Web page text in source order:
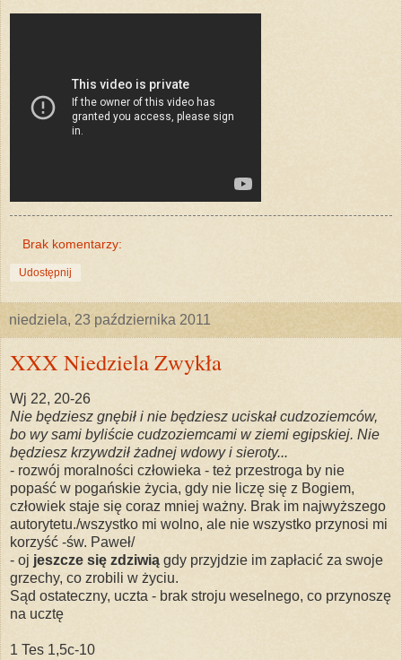
Brak komentarzy:
Udostępnij
niedziela, 23 października 2011
XXX Niedziela Zwykła
Wj 22, 20-26
Nie będziesz gnębił i nie będziesz uciskał cudzoziemców,
bo wy sami byliście cudzoziemcami w ziemi egipskiej. Nie
będziesz krzywdził żadnej wdowy i sieroty...
- rozwój moralności człowieka - też przestroga by nie
popaść w pogańskie życia, gdy nie liczę się z Bogiem,
człowiek staje się coraz mniej ważny. Brak im najwyższego
autorytetu./wszystko mi wolno, ale nie wszystko przynosi mi
korzyść -św. Paweł/
- oj jeszcze się zdziwią gdy przyjdzie im zapłacić za swoje
grzechy, co zrobili w życiu.
Sąd ostateczny, uczta - brak stroju weselnego, co przynoszę
na ucztę
1 Tes 1,5c-10